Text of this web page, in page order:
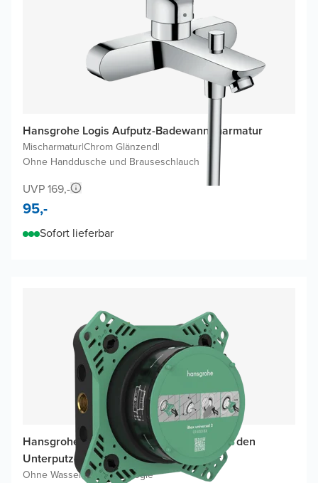
Hansgrohe Logis Aufputz-Badewannenarmatur
Mischarmatur|Chrom Glänzend|
Ohne Handdusche und Brauseschlauch
UVP 169,-
95,-
Sofort lieferbar
Hansgrohe Ibox Universal 2 Basis-Set für den
Unterputz-Einbau einer Dusch-Armatur
Ohne Wasserspartechnologie